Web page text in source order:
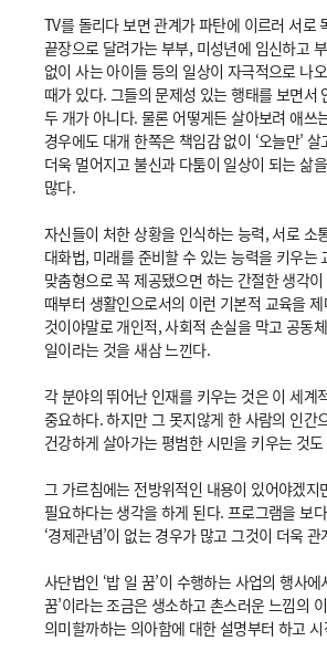
TV를 돌리다 보면 관계가 파탄에 이르러 서로
끝장으로 달려가는 부부, 미성년에 임신하고
없이 사는 아이들 등의 일상이 자극적으로 나
때가 있다. 그들의 문제성 있는 행태를 보면서
두 개가 아니다. 물론 어떻게든 살아보려 애쓰
경우에도 대개 한쪽은 책임감 없이 ‘오늘만’
더욱 멀어지고 불신과 다툼이 일상이 되는 삶
많다.
자신들이 처한 상황을 인식하는 능력, 서로 소
대화법, 미래를 준비할 수 있는 능력을 키우는
맞춤형으로 꼭 제공됐으면 하는 간절한 생각
때부터 생활인으로서의 이런 기본적 교육을
것이야말로 개인적, 사회적 손실을 막고 공동
일이라는 것을 새삼 느낀다.
각 분야의 뛰어난 인재를 키우는 것은 이 세계
중요하다. 하지만 그 못지않게 한 사람의 인간
건강하게 살아가는 평범한 시민을 키우는 것
그 가르침에는 전방위적인 내용이 있어야겠지
필요하다는 생각을 하게 된다. 프로그램을 보
‘경제관념’이 없는 경우가 많고 그것이 더욱
사단법인 ‘밥 일 꿈’이 수행하는 사업의 행사에
꿈’이라는 조금은 생소하고 촌스러운 느낌의
의미할까하는 의아함에 대한 설명부터 하고